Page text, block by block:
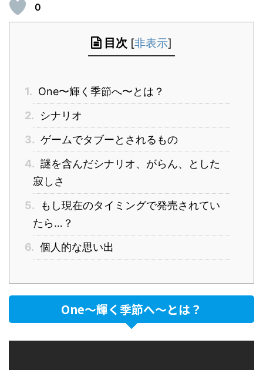
0
目次 [非表示]
1. One〜輝く季節へ〜とは？
2.
シナリオ
3. ゲームでタブーとされるもの
4. 謎を含んだシナリオ、がらん、とした
寂しさ
5.
もし現在のタイミングで発売されてい
たら…？
6. 個人的な思い出
One〜輝く季節へ〜とは？